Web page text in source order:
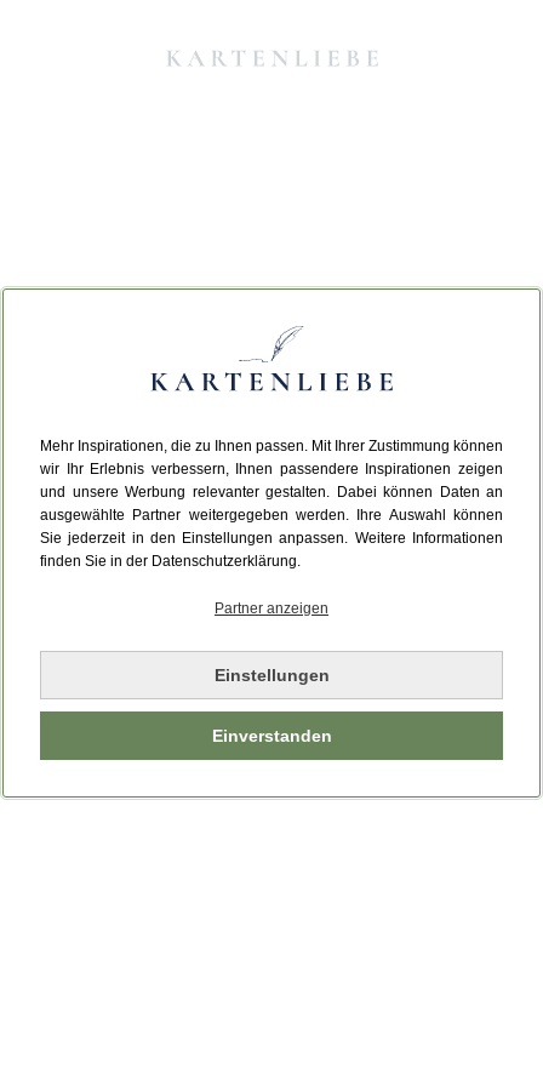
Mehr Inspirationen, die zu Ihnen passen. Mit Ihrer Zustimmung können
wir Ihr Erlebnis verbessern, Ihnen passendere Inspirationen zeigen
und unsere Werbung relevanter gestalten. Dabei können Daten an
ausgewählte Partner weitergegeben werden. Ihre Auswahl können
Sie jederzeit in den Einstellungen anpassen. Weitere Informationen
finden Sie in der Datenschutzerklärung.
Partner anzeigen
Einstellungen
Einverstanden
Da ist etwas schiefgelaufen.
Leider ist ein technischer Fehler aufgetreten.
Bitte laden Sie die Seite neu.